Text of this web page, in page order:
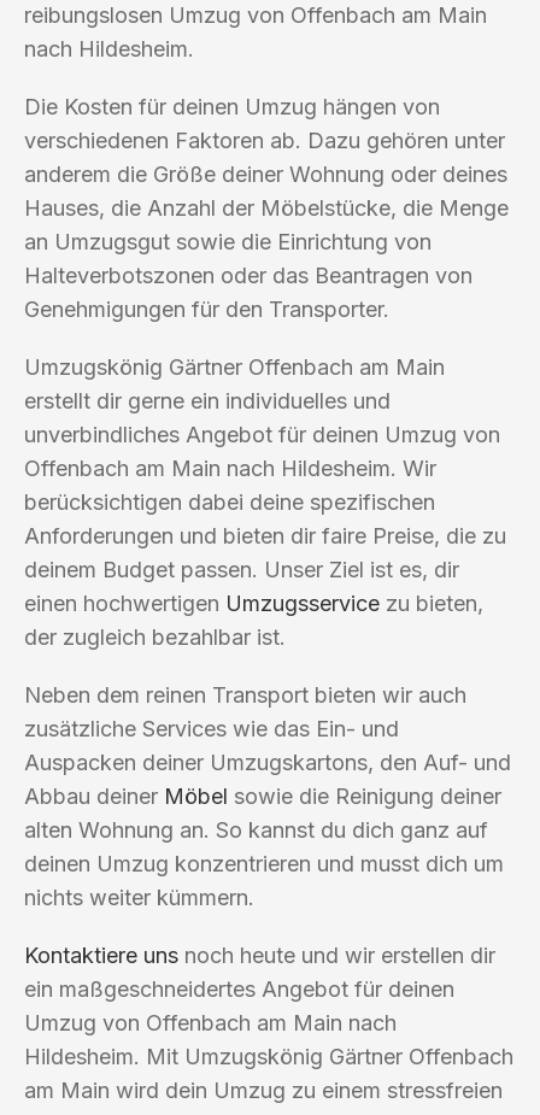
reibungslosen Umzug von Offenbach am Main
nach Hildesheim.
Die Kosten für deinen Umzug hängen von
verschiedenen Faktoren ab. Dazu gehören unter
anderem die Größe deiner Wohnung oder deines
Hauses, die Anzahl der Möbelstücke, die Menge
an Umzugsgut sowie die Einrichtung von
Halteverbotszonen oder das Beantragen von
Genehmigungen für den Transporter.
Umzugskönig Gärtner Offenbach am Main
erstellt dir gerne ein individuelles und
unverbindliches Angebot für deinen Umzug von
Offenbach am Main nach Hildesheim. Wir
berücksichtigen dabei deine spezifischen
Anforderungen und bieten dir faire Preise, die zu
deinem Budget passen. Unser Ziel ist es, dir
einen hochwertigen Umzugsservice zu bieten,
der zugleich bezahlbar ist.
Neben dem reinen Transport bieten wir auch
zusätzliche Services wie das Ein- und
Auspacken deiner Umzugskartons, den Auf- und
Abbau deiner Möbel sowie die Reinigung deiner
alten Wohnung an. So kannst du dich ganz auf
deinen Umzug konzentrieren und musst dich um
nichts weiter kümmern.
Kontaktiere uns noch heute und wir erstellen dir
ein maßgeschneidertes Angebot für deinen
Umzug von Offenbach am Main nach
Hildesheim. Mit Umzugskönig Gärtner Offenbach
am Main wird dein Umzug zu einem stressfreien